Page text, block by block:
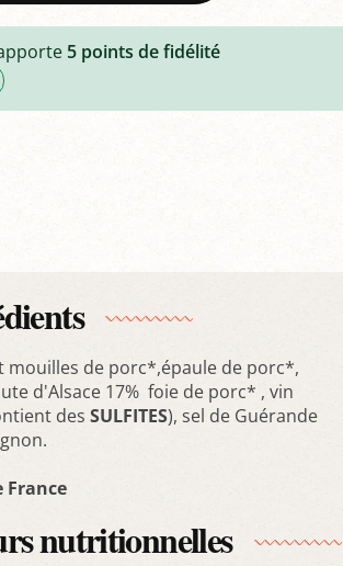
5points de fidélité
mouilles de porc*,épaule de porc*,
d'Alsace 17% foie de porc* , vin
des SULFITES), sel de Guérande
nutritionnelles